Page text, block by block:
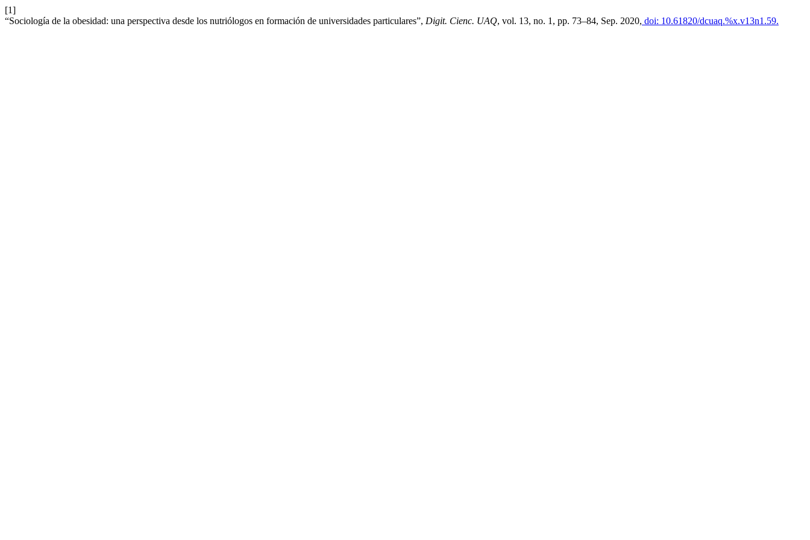
[1]
“Sociología de la obesidad: una perspectiva desde los nutriólogos en formación de universidades particulares”, Digit. Cienc. UAQ, vol. 13, no. 1, pp. 73–84, Sep. 2020, doi: 10.61820/dcuaq.%x.v13n1.59.